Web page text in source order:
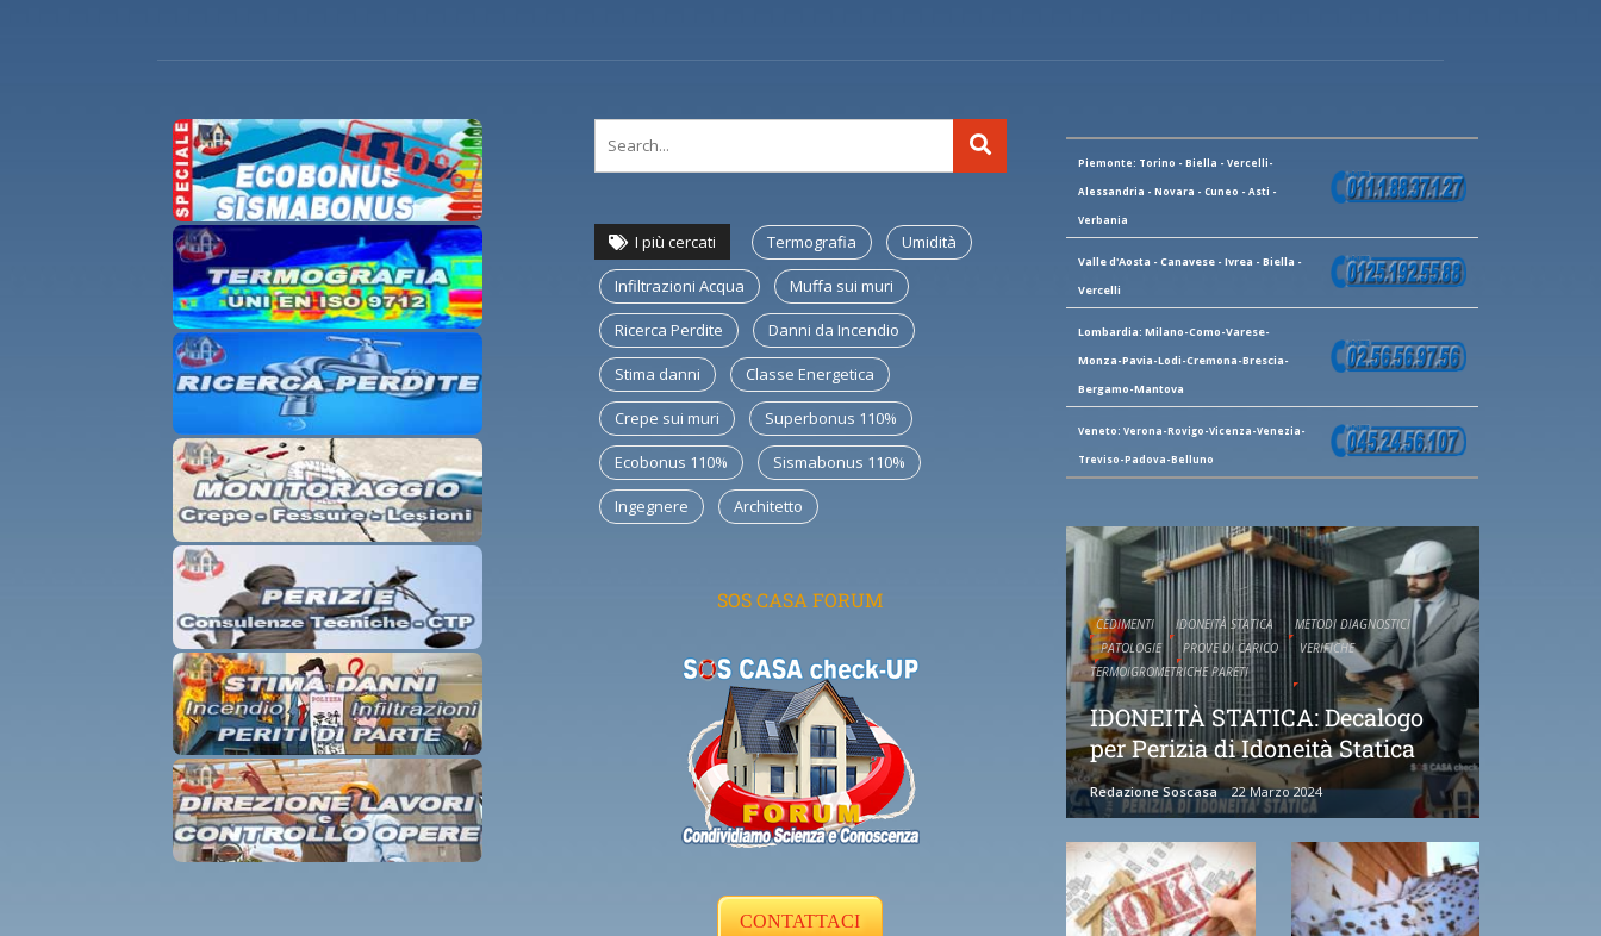
I più cercati Termografia Umidità
Infiltrazioni Acqua Muffa sui muri
Ricerca Perdite Danni da Incendio
Stima danni Classe Energetica
Crepe sui muri Superbonus 110%
Ecobonus 110% Sismabonus 110%
Ingegnere Architetto
SOS CASA FORUM
CONTATTACI
Piemonte: Torino - Biella - Vercelli-
Alessandria - Novara - Cuneo - Asti -
Verbania
Valle d'Aosta - Canavese - Ivrea - Biella -
Vercelli
Lombardia: Milano-Como-Varese-
Monza-Pavia-Lodi-Cremona-Brescia-
Bergamo-Mantova
Veneto: Verona-Rovigo-Vicenza-Venezia-
Treviso-Padova-Belluno
CEDIMENTI IDONEITÀ STATICA
METODI DIAGNOSTICI
PATOLOGIE
PROVE DI CARICO
VERIFICHE
TERMOIGROMETRICHE PARETI
IDONEITÀ STATICA: Decalogo
per Perizia di Idoneità Statica
Redazione Soscasa 22 Marzo 2024